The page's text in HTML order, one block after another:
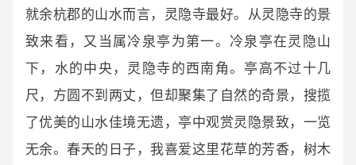
就余杭郡的山水而言，灵隐寺最好。从灵隐寺的景
致来看，又当属冷泉亭为第一。冷泉亭在灵隐山
下，水的中央，灵隐寺的西南角。亭高不过十几
尺，方圆不到两丈，但却聚集了自然的奇景，搜揽
了优美的山水佳境无遗，亭中观赏灵隐景致，一览
无余。春天的日子，我喜爱这里花草的芳香，树木